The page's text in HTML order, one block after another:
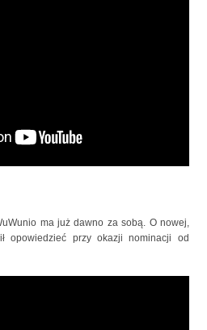
ma już dawno za sobą. O nowej,
opowiedzieć przy okazji nominacji od